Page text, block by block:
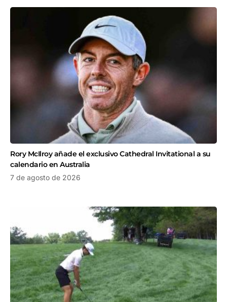
Rory McIlroy añade el exclusivo Cathedral Invitational a su
calendario en Australia
7 de agosto de 2026